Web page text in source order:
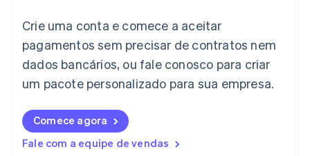
Crie uma conta e comece a aceitar
pagamentos sem precisar de contratos nem
dados bancários, ou fale conosco para criar
um pacote personalizado para sua empresa.
Comece agora
Fale com a equipe de vendas
Italiano English
日本語English
Letônia
Liechtenstein
Lituânia
English
Luxemburgo